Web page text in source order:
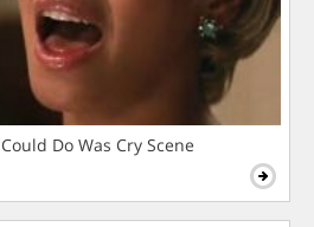
Do Was Cry Scene